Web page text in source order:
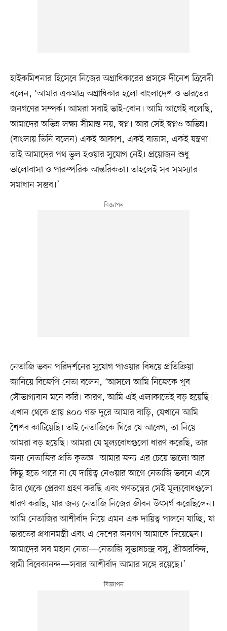
হাইকমিশনার হিসেবে নিজের অগ্রাধিকারের প্রসঙ্গে দীনেশ ত্রিবেদী
বলেন, ‘আমার একমাত্র অগ্রাধিকার হলো বাংলাদেশ ও ভারতের
জনগণের সম্পর্ক। আমরা সবাই ভাই-বোন। আমি আগেই বলেছি,
আমাদের অভিন্ন লক্ষ্য সীমান্ত নয়, স্বপ্ন। আর সেই স্বপ্নও অভিন্ন।
(বাংলায় তিনি বলেন) একই আকাশ, একই বাতাস, একই যন্ত্রণা।
তাই আমাদের পথ ভুল হওয়ার সুযোগ নেই। প্রয়োজন শুধু
ভালোবাসা ও পারস্পরিক আন্তরিকতা। তাহলেই সব সমস্যার
সমাধান সম্ভব।’
নেতাজি ভবন পরিদর্শনের সুযোগ পাওয়ার বিষয়ে প্রতিক্রিয়া
জানিয়ে বিজেপি নেতা বলেন, ‘আসলে আমি নিজেকে খুব
সৌভাগ্যবান মনে করি। কারণ, আমি এই এলাকাতেই বড় হয়েছি।
এখান থেকে প্রায় ৪০০ গজ দূরে আমার বাড়ি, যেখানে আমি
শৈশব কাটিয়েছি। তাই নেতাজিকে ঘিরে যে আবেগ, তা নিয়ে
আমরা বড় হয়েছি। আমরা যে মূল্যবোধগুলো ধারণ করেছি, তার
জন্য নেতাজির প্রতি কৃতজ্ঞ। আমার জন্য এর চেয়ে ভালো আর
কিছু হতে পারে না যে দায়িত্ব নেওয়ার আগে নেতাজি ভবনে এসে
তাঁর থেকে প্রেরণা গ্রহণ করছি এবং গণতন্ত্রের সেই মূল্যবোধগুলো
ধারণ করছি, যার জন্য নেতাজি নিজের জীবন উৎসর্গ করেছিলেন।
আমি নেতাজির আশীর্বাদ নিয়ে এমন এক দায়িত্ব পালনে যাচ্ছি, যা
ভারতের প্রধানমন্ত্রী এবং এ দেশের জনগণ আমাকে দিয়েছেন।
আমাদের সব মহান নেতা—নেতাজি সুভাষচন্দ্র বসু, শ্রীঅরবিন্দ,
স্বামী বিবেকানন্দ—সবার আশীর্বাদ আমার সঙ্গে রয়েছে।’